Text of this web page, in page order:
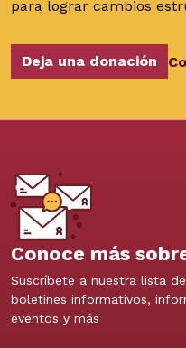
para lograr cambios
Deja una donación
Conoce más
Suscríbete a nuestra lista
boletines informativos,
eventos y más